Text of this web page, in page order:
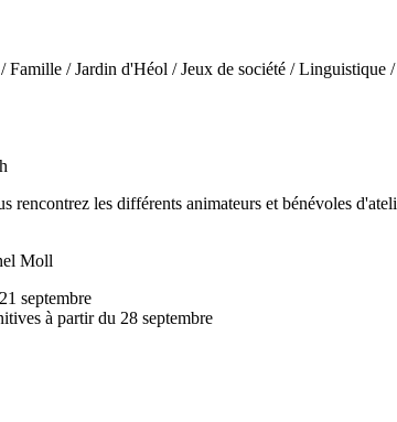
/ Jardin d'Héol / Jeux de société / Linguistique
rencontrez les différents animateurs et bénévoles
Moll
septembre
à partir du 28 septembre